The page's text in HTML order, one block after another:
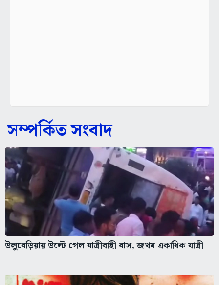
সম্পর্কিত সংবাদ
উলুবেড়িয়ায় উল্টে গেল যাত্রীবাহী বাস, জখম একাধিক যাত্রী